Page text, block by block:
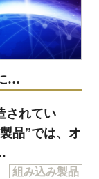
…
されてい
品”では、オ
組み込み製品